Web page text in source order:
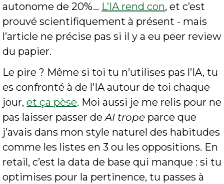
autonome de 20%… L’IA rend con, et c’est
prouvé scientifiquement à présent - mais
l’article ne précise pas si il y a eu peer review
du papier.
Le pire ? Même si toi tu n’utilises pas l’IA, tu
es confronté à de l’IA autour de toi chaque
jour, et ça pèse. Moi aussi je me relis pour ne
pas laisser passer de AI trope parce que
j’avais dans mon style naturel des habitudes
comme les listes en 3 ou les oppositions. En
retail, c’est la data de base qui manque : si tu
optimises pour la pertinence, tu passes à